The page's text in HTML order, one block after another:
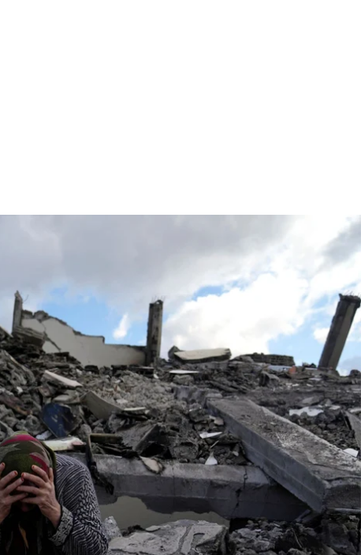
на окраине города Османие на юге Турции, 7 февраля 2023 года
по меньшей мере о 7826 погибших в Турции и
более 38,6 тысячи человек получили ранения.
человека, в Сирии — 1932 человека.
стремительно расти и, по оценкам
может достичь 20 тысяч.